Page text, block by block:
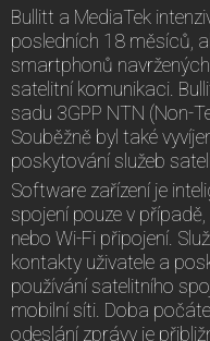
Bullitt a MediaTek
posledních 18 měsíců,
smartphonů
satelitní komunikaci.
sadu 3GPP NTN (Non-
Souběžně byl také
poskytování služeb
Software zařízení je
spojení pouze v
nebo Wi-Fi připojení.
kontakty uživatele a
používání satelitního
mobilní síti. Doba
odeslání zprávy je